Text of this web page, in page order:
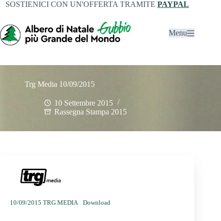
SOSTIENICI CON UN'OFFERTA TRAMITEPAYPAL
Menu
Trg Media 10/09/2015
10 Settembre 2015
Rassegna Stampa 2015
10/09/2015 TRG MEDIA Download